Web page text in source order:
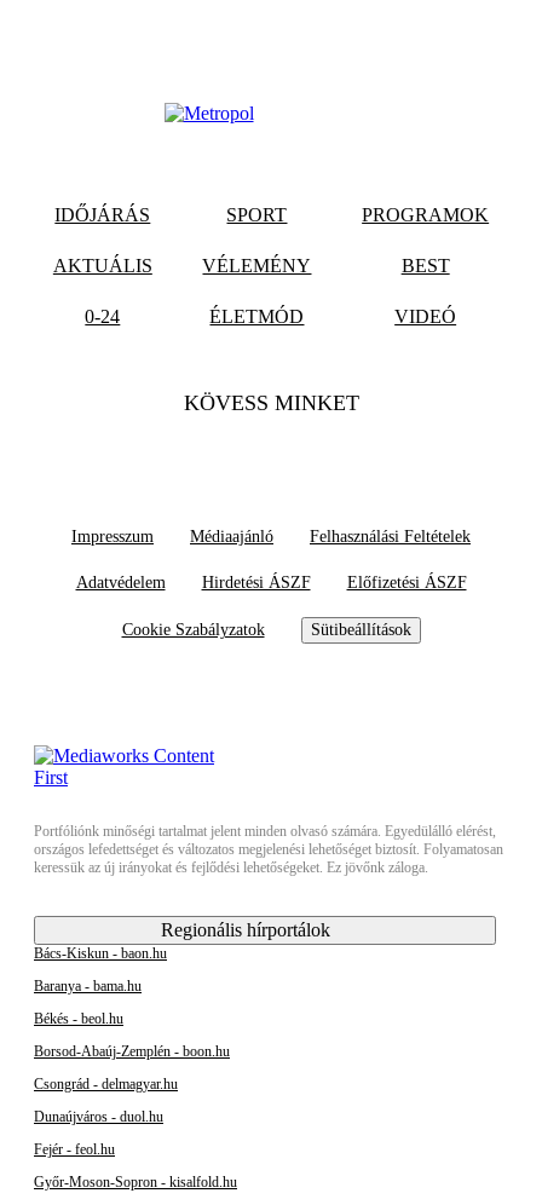
IDŐJÁRÁS SPORT PROGRAMOK
AKTUÁLIS VÉLEMÉNY BEST
0-24 ÉLETMÓD VIDEÓ
KÖVESS MINKET
Impresszum Médiaajánló Felhasználási Feltételek
Adatvédelem Hirdetési ÁSZF Előfizetési ÁSZF
Cookie Szabályzatok Sütibeállítások
Portfóliónk minőségi tartalmat jelent minden olvasó számára. Egyedülálló elérést,
országos lefedettséget és változatos megjelenési lehetőséget biztosít. Folyamatosan
keressük az új irányokat és fejlődési lehetőségeket. Ez jövőnk záloga.
Regionális hírportálok
Bács-Kiskun - baon.hu
Baranya - bama.hu
Békés - beol.hu
Borsod-Abaúj-Zemplén - boon.hu
Csongrád - delmagyar.hu
Dunaújváros - duol.hu
Fejér - feol.hu
Győr-Moson-Sopron - kisalfold.hu